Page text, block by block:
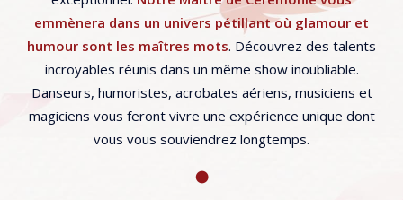
emmènera dans un univers pétillant où glamour et
humour sont les maîtres mots. Découvrez des talents
incroyables réunis dans un même show inoubliable.
Danseurs, humoristes, acrobates aériens, musiciens et
magiciens vous feront vivre une expérience unique dont
vous vous souviendrez longtemps.